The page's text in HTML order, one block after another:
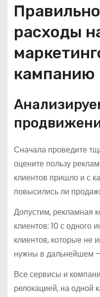
расходы
кампанию
Сначала проведите
оцените пользу
клиентов пришло и с
повысились ли
Допустим, рекламная
клиентов: 10 с одного
клиентов, которые не
нужны в дальнейшем —
Все сервисы и
релокацией, на одной